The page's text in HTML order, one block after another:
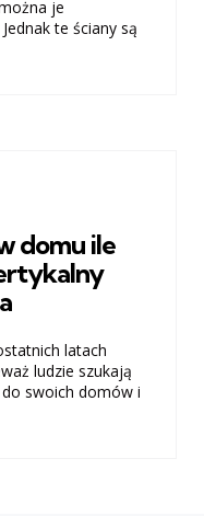
je
te ściany są
domu ile
latach
ludzie szukają
swoich domów i